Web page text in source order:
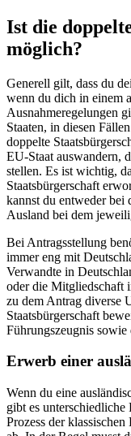
Ist die
möglich?
Generell gilt, dass du
wenn du dich in einem
Ausnahmeregelungen
Staaten, in diesen
doppelte
EU-Staat auswandern,
stellen. Es ist wichtig,
Staatsbürgerschaft
kannst du entweder bei
Ausland bei dem
Bei Antragsstellung
immer eng mit
Verwandte in
oder die Mitgliedschaft
zu dem Antrag diverse
Staatsbürgerschaft
Führungszeugnis sowie
Erwerb einer
Wenn du eine
gibt es unterschiedliche
Prozess der